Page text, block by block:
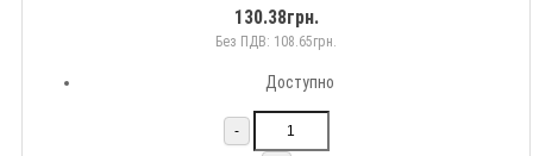
130.38грн.
Без ПДВ: 108.65грн.
Доступно
-